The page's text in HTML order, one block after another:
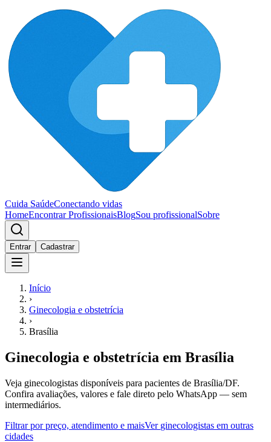
Cuida SaúdeConectando vidas
HomeEncontrar ProfissionaisBlogSou profissionalSobre
Entrar Cadastrar
Início
›
Ginecologia e obstetrícia
›
Brasília
Ginecologia e obstetrícia em Brasília
Veja ginecologistas disponíveis para pacientes de Brasília/DF.
Confira avaliações, valores e fale direto pelo WhatsApp — sem
intermediários.
Filtrar por preço, atendimento e maisVer ginecologistas em outras
cidades